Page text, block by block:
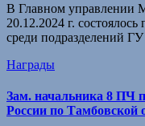
В Главном управлении
20.12.2024 г.
среди подразделений
Награды
Зам. начальника 8 ПЧ
России по Тамбовской